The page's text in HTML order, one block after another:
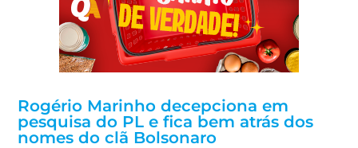
Rogério Marinho decepciona em
pesquisa do PL e fica bem atrás dos
nomes do clã Bolsonaro